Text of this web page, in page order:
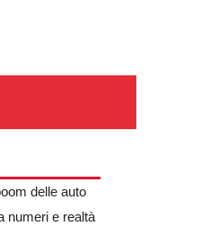
delle auto
numeri e realtà